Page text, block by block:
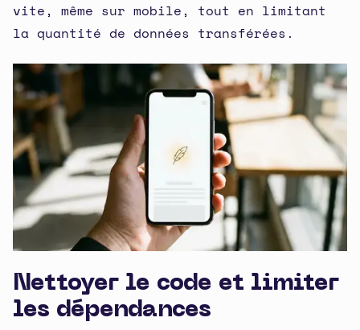
vite, même sur mobile, tout en limitant
la quantité de données transférées.
Nettoyer le code et limiter
les dépendances